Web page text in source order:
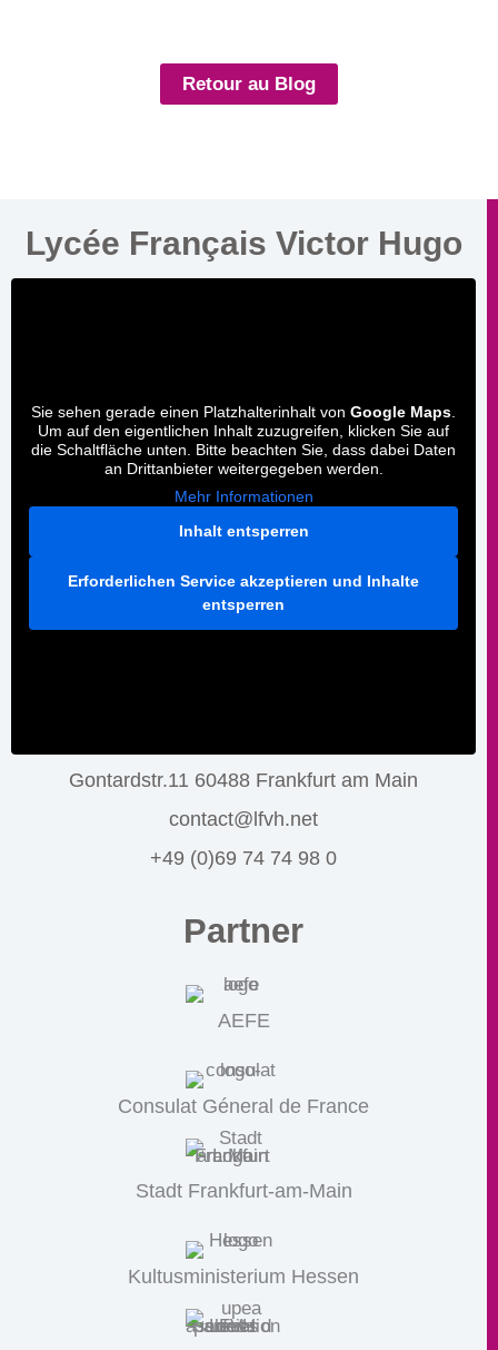
Retour au Blog
Lycée Français Victor Hugo
Sie sehen gerade einen Platzhalterinhalt von Google Maps
Um auf den eigentlichen Inhalt zuzugreifen, klicken Sie auf
die Schaltfläche unten. Bitte beachten Sie, dass dabei Daten
an Drittanbieter weitergegeben werden.
Mehr Informationen
Inhalt entsperren
Erforderlichen Service akzeptieren und Inhalte
entsperren
Gontardstr.11 60488 Frankfurt am Main
contact@lfvh.net
+49 (0)69 74 74 98 0
Partner
AEFE
Consulat Géneral de France
Stadt Frankfurt-am-Main
Kultusministerium Hessen